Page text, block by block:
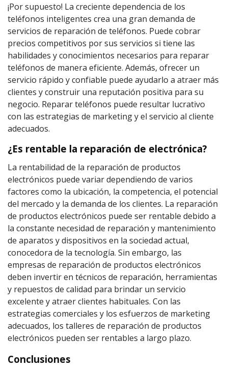
¡Por supuesto! La creciente dependencia de los
teléfonos inteligentes crea una gran demanda de
servicios de reparación de teléfonos. Puede cobrar
precios competitivos por sus servicios si tiene las
habilidades y conocimientos necesarios para reparar
teléfonos de manera eficiente. Además, ofrecer un
servicio rápido y confiable puede ayudarlo a atraer más
clientes y construir una reputación positiva para su
negocio. Reparar teléfonos puede resultar lucrativo
con las estrategias de marketing y el servicio al cliente
adecuados.
¿Es rentable la reparación de electrónica?
La rentabilidad de la reparación de productos
electrónicos puede variar dependiendo de varios
factores como la ubicación, la competencia, el potencial
del mercado y la demanda de los clientes. La reparación
de productos electrónicos puede ser rentable debido a
la constante necesidad de reparación y mantenimiento
de aparatos y dispositivos en la sociedad actual,
conocedora de la tecnología. Sin embargo, las
empresas de reparación de productos electrónicos
deben invertir en técnicos de reparación, herramientas
y repuestos de calidad para brindar un servicio
excelente y atraer clientes habituales. Con las
estrategias comerciales y los esfuerzos de marketing
adecuados, los talleres de reparación de productos
electrónicos pueden ser rentables a largo plazo.
Conclusiones